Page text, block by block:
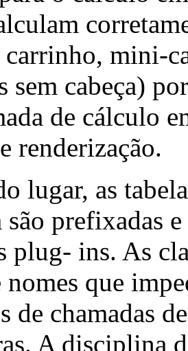
carrinho, mini-
sem cabeça)
de cálculo
renderização.
lugar, as
prefixadas
plug- ins. As
nomes que
de chamadas
A disciplina